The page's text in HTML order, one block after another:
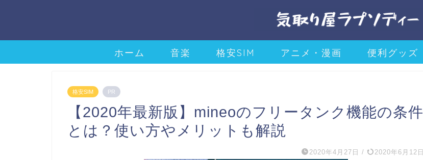
ホーム 音楽 格安SIM アニメ・漫画 便利グッズ
格安SIM PR
【2020年最新版】mineoのフリータンク機能の条件
とは？使い方やメリットも解説
2020年4月27日 / 2020年6月12日